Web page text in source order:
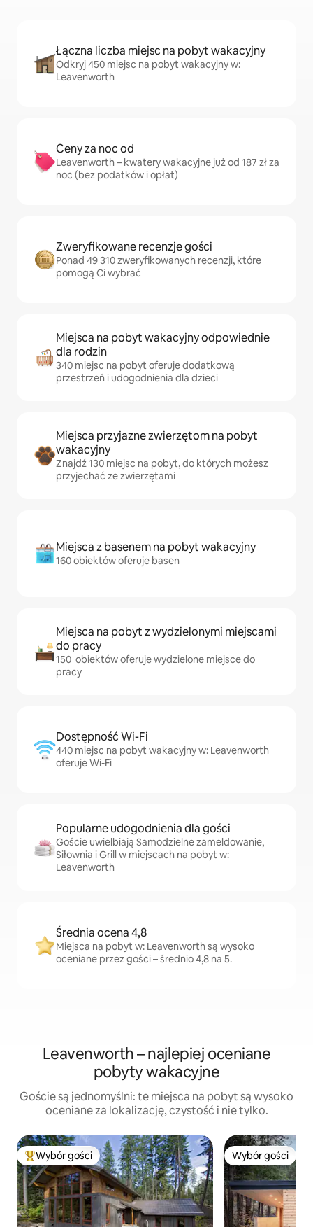
Łączna liczba miejsc na pobyt wakacyjny
Odkryj 450 miejsc na pobyt wakacyjny w:
Leavenworth
Ceny za noc od
Leavenworth – kwatery wakacyjne już od 187 zł za
noc (bez podatków i opłat)
Zweryfikowane recenzje gości
Ponad 49 310 zweryfikowanych recenzji, które
pomogą Ci wybrać
Miejsca na pobyt wakacyjny odpowiednie
dla rodzin
340 miejsc na pobyt oferuje dodatkową
przestrzeń i udogodnienia dla dzieci
Miejsca przyjazne zwierzętom na pobyt
wakacyjny
Znajdź 130 miejsc na pobyt, do których możesz
przyjechać ze zwierzętami
Miejsca z basenem na pobyt wakacyjny
160 obiektów oferuje basen
Miejsca na pobyt z wydzielonymi miejscami
do pracy
150 obiektów oferuje wydzielone miejsce do
pracy
Dostępność Wi-Fi
440 miejsc na pobyt wakacyjny w: Leavenworth
oferuje Wi-Fi
Popularne udogodnienia dla gości
Goście uwielbiają Samodzielne zameldowanie,
Siłownia i Grill w miejscach na pobyt w:
Leavenworth
Średnia ocena 4,8
Miejsca na pobyt w: Leavenworth są wysoko
oceniane przez gości – średnio 4,8 na 5.
Leavenworth – najlepiej oceniane
pobyty wakacyjne
Goście są jednomyślni: te miejsca na pobyt są wysoko
oceniane za lokalizację, czystość i nie tylko.
Najpopularniejsze z kategorii Wybór gości
Wybór gości Wybór gości
Wybór gości